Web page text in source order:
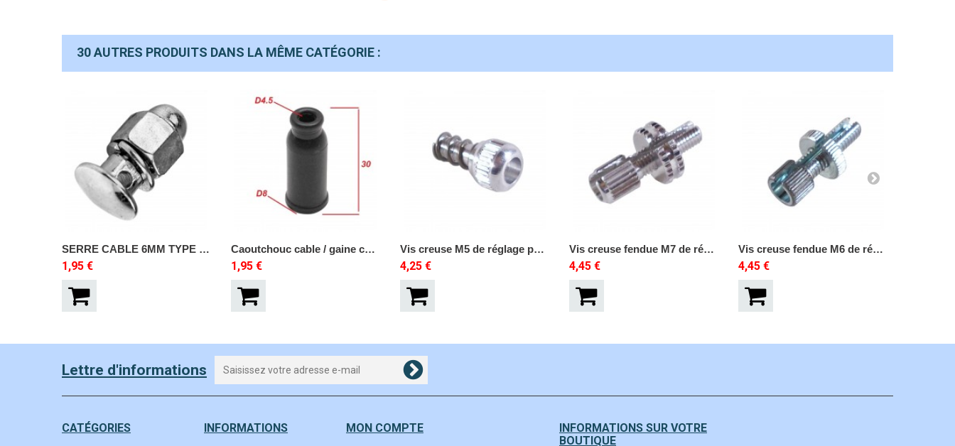
30 AUTRES PRODUITS DANS LA MÊME CATÉGORIE :
SERRE CABLE 6MM TYPE WEINMANN FREIN VELO CYCLO BICYCLETTE VINTAGE RENOVATION
1,95 €
Caoutchouc cable / gaine carburateur DELLORTO PHBG SHA
1,95 €
Vis creuse M5 de réglage poignée
4,25 €
Vis creuse fendue M7 de réglage poignée
4,45 €
Vis creuse fendue M6 de réglage poignée
4,45 €
Lettre d'informations
CATÉGORIES INFORMATIONS MON COMPTE
INFORMATIONS SUR VOTRE
BOUTIQUE